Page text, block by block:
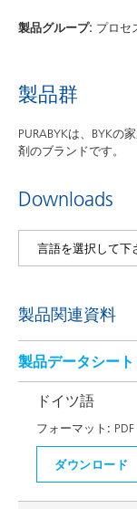
製品グループ: プロセ
製品群
PURABYKは、BYKの
剤のブランドです。
Downloads
製品関連資料
製品データシート
ドイツ語
フォーマット: PDF
ダウンロード